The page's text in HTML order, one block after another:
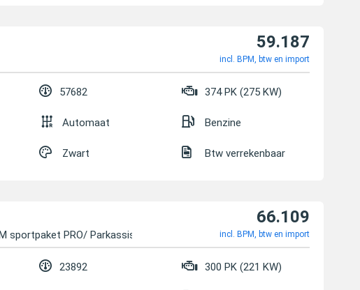
59.187
incl. BPM, btw en import
57682 374 PK (275 KW)
Automaat Benzine
Zwart Btw verrekenbaar
sportpaket PRO/ Parkassiste
66.109
incl. BPM, btw en import
23892 300 PK (221 KW)